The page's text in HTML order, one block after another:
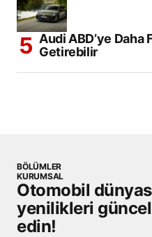
Audi ABD’ye Daha
Getirebilir
BÖLÜMLER
KURUMSAL
Otomobil
yenilikleri
edin!